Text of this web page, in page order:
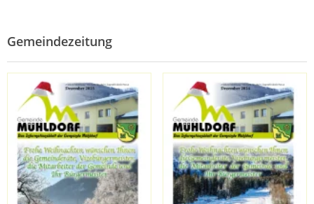
Gemeindezeitung